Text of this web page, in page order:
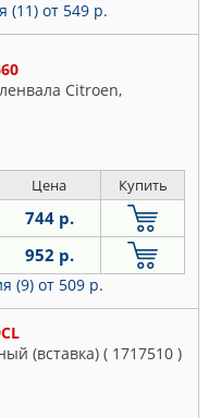
(11) от 549 р.
Citroen,
Цена Купить
744 р.
952 р.
(9) от 509 р.
(вставка) ( 1717510 )